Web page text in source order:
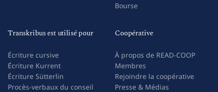
Bourse
Transkribus est utilisé pour
Écriture cursive
Écriture Kurrent
Écriture Sütterlin
Procès-verbaux du conseil
Coopérative
À propos de READ-COOP
Membres
Rejoindre la coopérative
Presse & Médias